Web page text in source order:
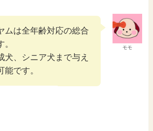
モモ
ムは全年齢対応の総合
犬、シニア犬まで与え
能です。